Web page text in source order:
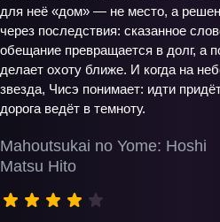
Mahoutsukai no Yome: Hoshi
Matsu Hito
для неё «дом» — не место, а
через последствия: сказанное
обещание превращается в долг, а
делает охоту ближе. И когда на
звезда, Чисэ понимает: идти
дорога ведёт в темноту.